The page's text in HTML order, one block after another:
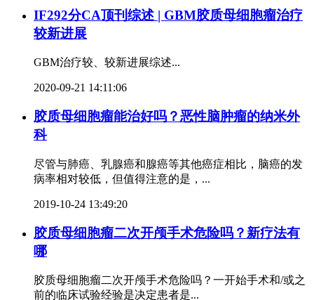
IF292分CA顶刊综述 | GBM胶质母细胞瘤治疗
较新进展
GBM治疗较、较新进展综述...
2020-09-21 14:11:06
胶质母细胞瘤能治好吗？恶性脑肿瘤的纳米外
科
尽管与肺癌、乳腺癌和腺癌等其他癌症相比，脑癌的发
病率相对较低，但值得注意的是，...
2019-10-24 13:49:20
胶质母细胞瘤二次开颅手术危险吗？新疗法有
哪
胶质母细胞瘤二次开颅手术危险吗？一开始手术和/或之
前的临床试验经验是决定患者是...